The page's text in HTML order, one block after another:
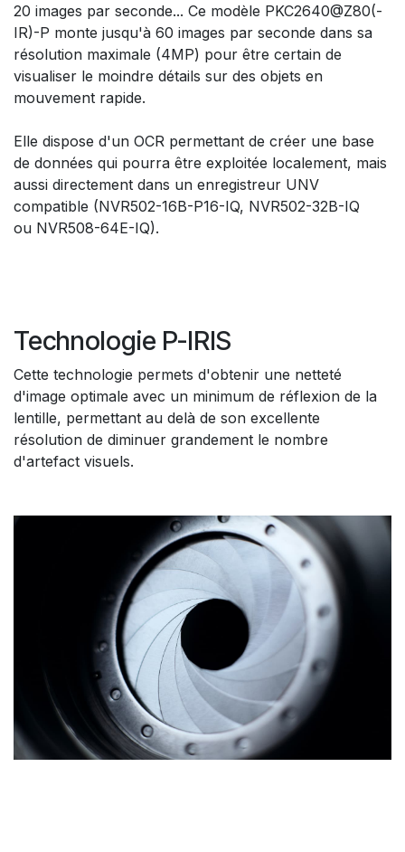
20 images par seconde... Ce modèle PKC2640@Z80(-
IR)-P monte jusqu'à 60 images par seconde dans sa
résolution maximale (4MP) pour être certain de
visualiser le moindre détails sur des objets en
mouvement rapide.
Elle dispose d'un OCR permettant de créer une base
de données qui pourra être exploitée localement, mais
aussi directement dans un enregistreur UNV
compatible (NVR502-16B-P16-IQ, NVR502-32B-IQ
ou NVR508-64E-IQ).
Technologie P-IRIS
Cette technologie permets d'obtenir une netteté
d'image optimale avec un minimum de réflexion de la
lentille, permettant au delà de son excellente
résolution de diminuer grandement le nombre
d'artefact visuels.